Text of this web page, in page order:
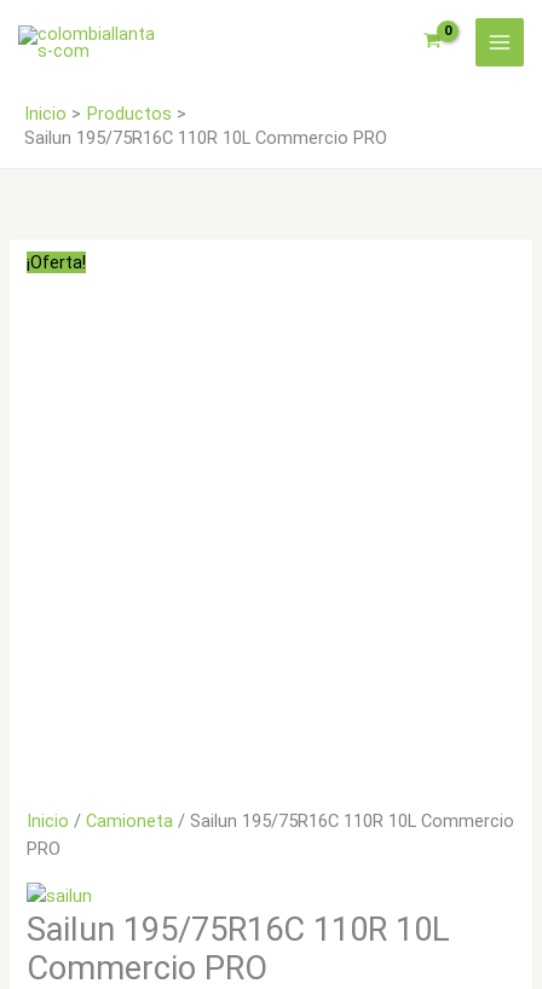
Inicio
Productos
Sailun 195/75R16C 110R 10L Commercio PRO
¡Oferta!
Inicio /Camioneta / Sailun 195/75R16C 110R 10L Commercio
PRO
Sailun 195/75R16C 110R 10L
Commercio PRO
PRO
cantidad